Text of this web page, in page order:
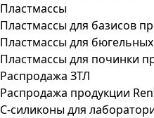
Пластмассы
Пластмассы для базисов
Пластмассы для
Пластмассы для починки
Распродажа ЗТЛ
Распродажа продукции
С-силиконы для